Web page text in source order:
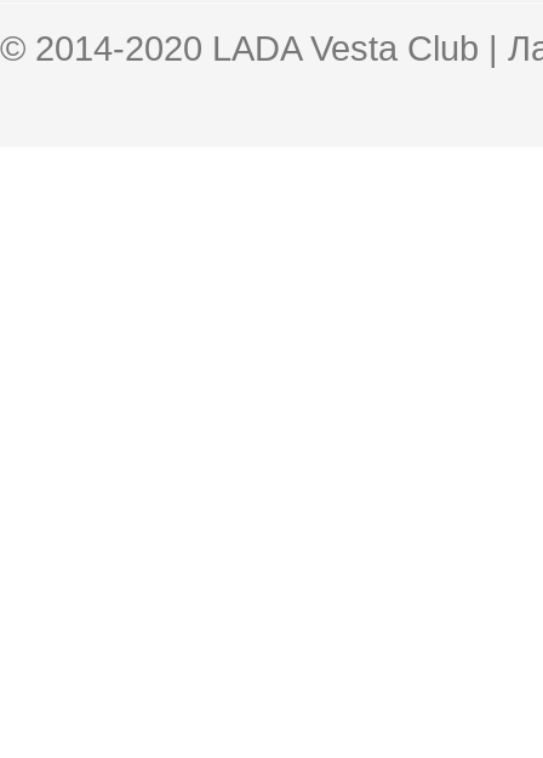
© 2014-2020 LADA Vesta Club |